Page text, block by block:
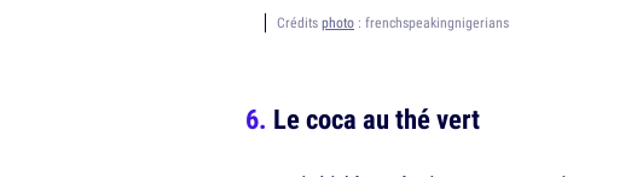
Crédits photo : frenchspeakingnigerians
Le coca au thé vert